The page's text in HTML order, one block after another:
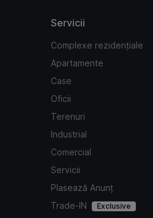
Servicii
Complexe rezidențiale
Apartamente
Case
Oficii
Terenuri
Industrial
Comercial
Servicii
Plasează Anunț
Trade-IN
Exclusive